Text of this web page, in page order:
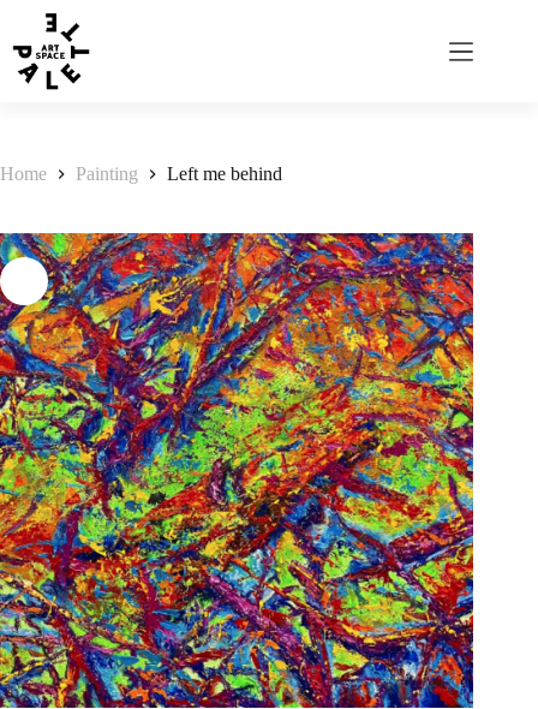
Home Painting Left me behind